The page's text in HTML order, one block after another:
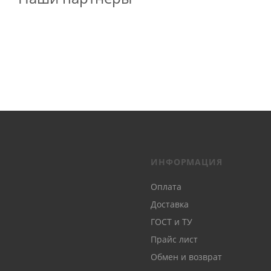
ИНФОРМАЦИЯ
Оплата
Доставка
ГОСТ и ТУ
Прайс лист
Обмен и возврат